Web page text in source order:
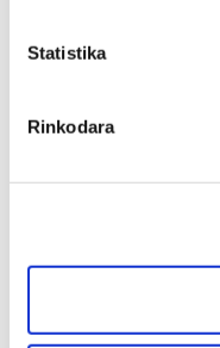
Statistika
Rinkodara
ATSUKTUVAS TX